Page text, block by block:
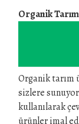
Organik
Organik
sizlere
kullanılarak
ürünler imal